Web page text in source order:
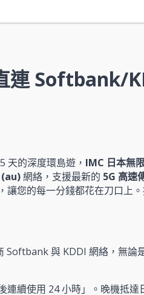
連 Softbank/
天的深度環島遊， IMC 日本無
網絡，支援最新的 5G 高速
讓您的每一分錢都花在刀口上
Softbank 與 KDDI 網絡，無論
連續使用 24 小時」。晚機抵